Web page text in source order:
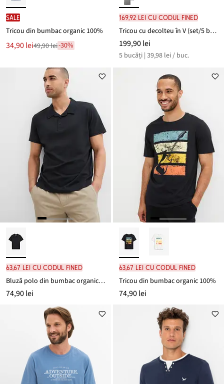
SALE
Tricou din bumbac organic 100%
Noul
preț
34,90 lei
Reducere49,90 lei-30%
169,92 lei cu codul FINED
Tricou cu decolteu în V (set/5 buc.)
199,90 lei
5 bucăți | 39,98 lei / buc.
63,67 lei cu codul FINED
Bluză polo din bumbac organic 100%
74,90 lei
63,67 lei cu codul FINED
Tricou din bumbac organic 100%
74,90 lei